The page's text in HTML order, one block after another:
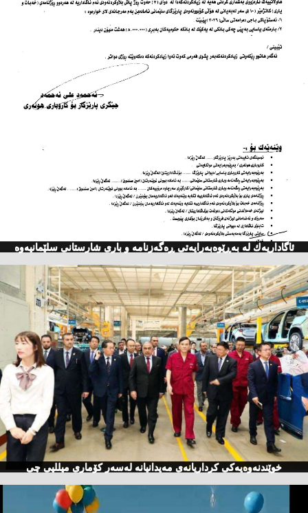
ئاگاداریه‌ك له‌ به‌ڕێوه‌به‌رایه‌تی ڕه‌گه‌زنامه‌ و باری شارستانی سلێمانیه‌وه‌
خوێندنەوەیەكی كرداریانەی مەیدانیانە لەسەر كۆماری میللیی چی